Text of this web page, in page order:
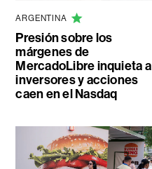
ARGENTINA
Presión sobre los
márgenes de
MercadoLibre inquieta a
inversores y acciones
caen en el Nasdaq